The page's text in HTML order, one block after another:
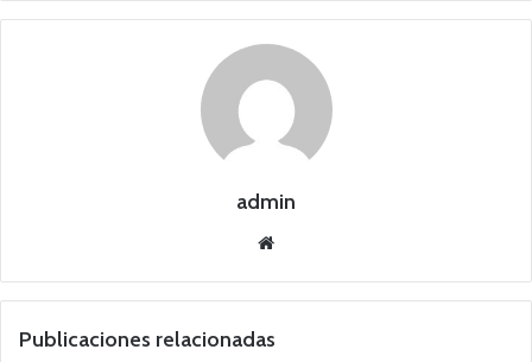
admin
we
Publicaciones relacionadas